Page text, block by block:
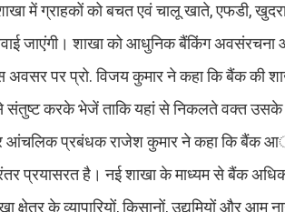
में ग्राहकों को बचत एवं चालू खाते, एफडी,
जाएंगी। शाखा को आधुनिक बैंकिंग अवसंरचना
पर प्रो. विजय कुमार ने कहा कि बैंक की
संतुष्ट करके भेजें ताकि यहां से निकलते वक्त
आंचलिक प्रबंधक राजेश कुमार ने कहा कि बैंक
प्रयासरत है। नई शाखा के माध्यम से बैंक
क्षेत्र के व्यापारियों, किसानों, उद्यमियों और